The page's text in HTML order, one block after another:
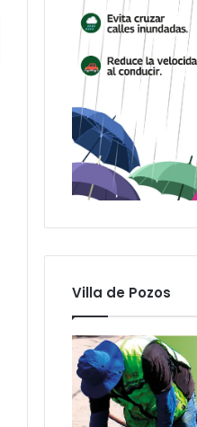
Villa de Pozos